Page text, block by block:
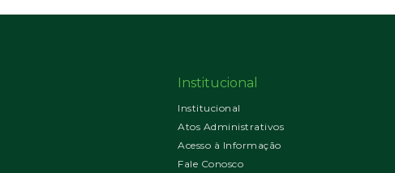
Institucional
Institucional
Atos Administrativos
Acesso à Informação
Fale Conosco